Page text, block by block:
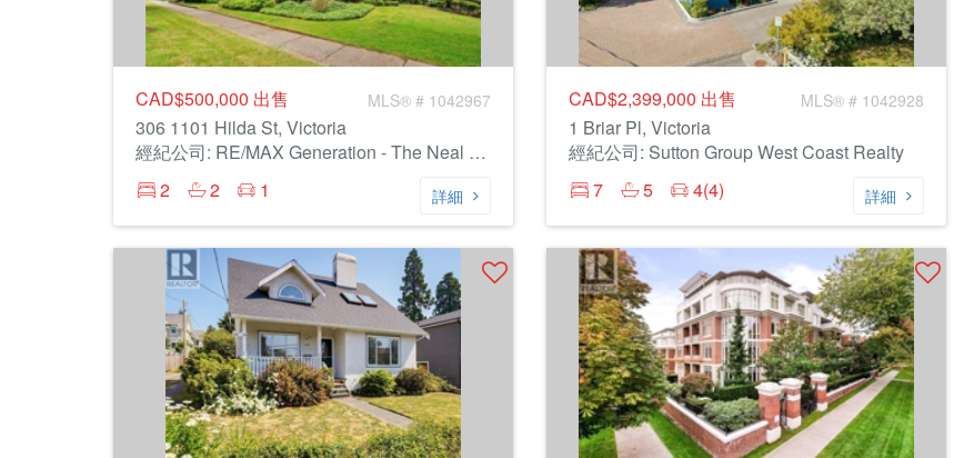
CAD$500,000 出售 MLS® # 1042967
306 1101 Hilda St, Victoria
經紀公司: RE/MAX Generation - The Neal Estate Group
2
2 1 詳細
CAD$2,399,000 出售 MLS® # 1042928
1 Briar Pl, Victoria
經紀公司: Sutton Group West Coast Realty
7
5 4(4) 詳細